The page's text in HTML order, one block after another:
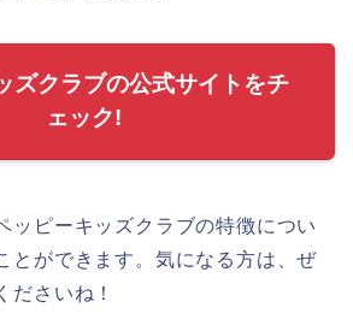
ズクラブの公式サイトをチ
ェック!
ッピーキッズクラブの特徴につい
とができます。気になる方は、ぜ
ださいね！